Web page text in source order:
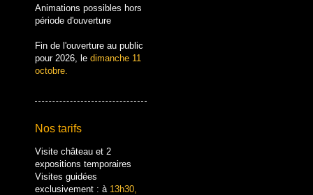
Animations possibles hors
période d'ouverture
Fin de l'ouverture au public
pour 2026, le dimanche 11
octobre.
Nos tarifs
Visite château et 2
expositions temporaires
Visites guidées
exclusivement : à 13h30,